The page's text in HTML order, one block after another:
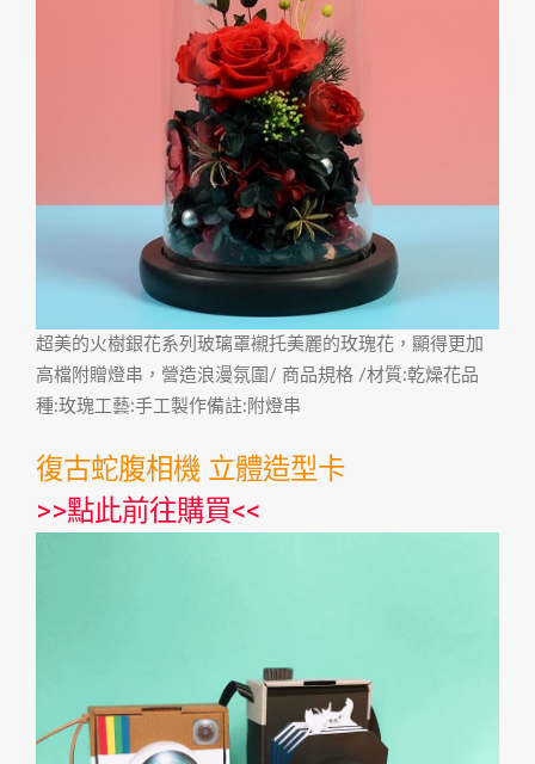
超美的火樹銀花系列玻璃罩襯托美麗的玫瑰花，顯得更加
高檔附贈燈串，營造浪漫氛圍/ 商品規格 /材質:乾燥花品
種:玫瑰工藝:手工製作備註:附燈串
復古蛇腹相機 立體造型卡
>>點此前往購買<<